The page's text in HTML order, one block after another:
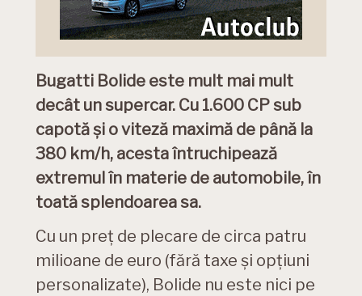
Bugatti Bolide este mult mai mult
decât un supercar. Cu 1.600 CP sub
capotă și o viteză maximă de până la
380 km/h, acesta întruchipează
extremul în materie de automobile, în
toată splendoarea sa.
Cu un preț de plecare de circa patru
milioane de euro (fără taxe și opțiuni
personalizate), Bolide nu este nici pe